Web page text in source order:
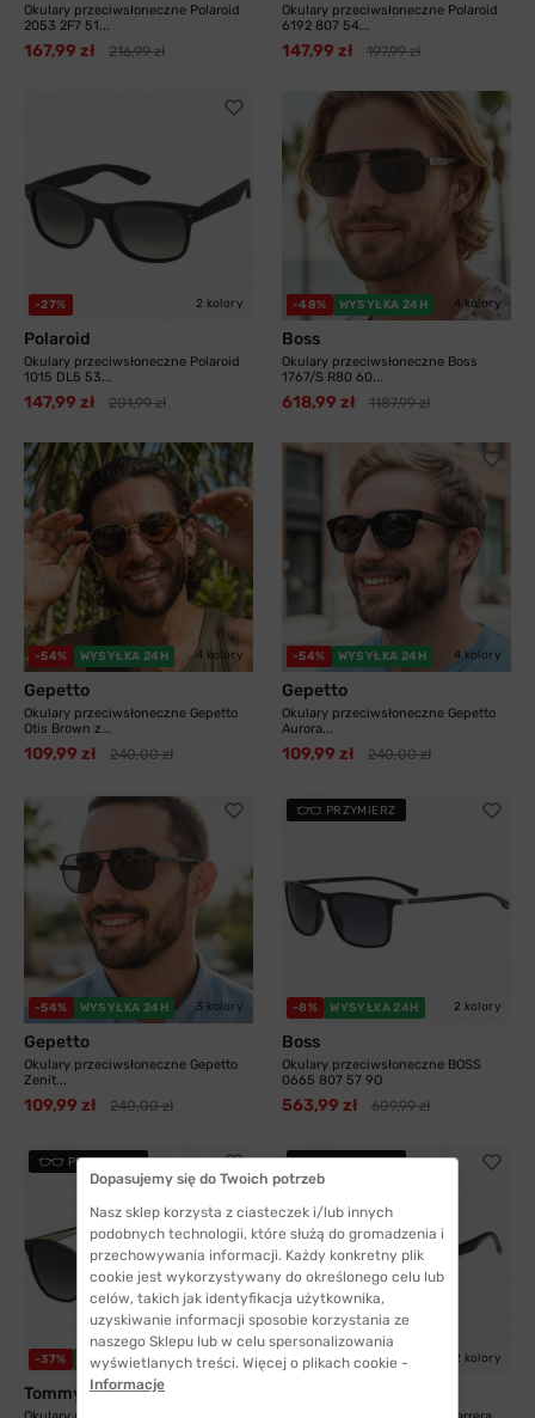
Okulary przeciwsłoneczne Polaroid
2053 2F7 51...
167,99 zł 216,99 zł
Okulary przeciwsłoneczne Polaroid
6192 807 54...
147,99 zł 197,99 zł
-27% 2 kolory
Polaroid
Okulary przeciwsłoneczne Polaroid
1015 DL5 53...
147,99 zł 201,99 zł
-48% WYSYŁKA 24H 4 kolory
Boss
Okulary przeciwsłoneczne Boss
1767/S R80 60...
618,99 zł 1187,99 zł
-54% WYSYŁKA 24H 4 kolory
Gepetto
Okulary przeciwsłoneczne Gepetto
Otis Brown z...
109,99 zł 240,00 zł
-54% WYSYŁKA 24H 4 kolory
Gepetto
Okulary przeciwsłoneczne Gepetto
Aurora...
109,99 zł 240,00 zł
-54% WYSYŁKA 24H 3 kolory
Gepetto
Okulary przeciwsłoneczne Gepetto
Zenit...
109,99 zł 240,00 zł
PRZYMIERZ
-8% WYSYŁKA 24H 2 kolory
Boss
Okulary przeciwsłoneczne BOSS
0665 807 57 9O
563,99 zł 609,99 zł
PRZYMIERZ
-37% WYSYŁKA 24H 2 kolory
Tommy Hilfiger
PRZYMIERZ
-21% WYSYŁKA 24H 2 kolory
Dopasujemy się do Twoich potrzeb
Nasz sklep korzysta z ciasteczek i/lub innych
podobnych technologii, które służą do gromadzenia i
przechowywania informacji. Każdy konkretny plik
cookie jest wykorzystywany do określonego celu lub
celów, takich jak identyfikacja użytkownika,
uzyskiwanie informacji sposobie korzystania ze
naszego Sklepu lub w celu spersonalizowania
wyświetlanych treści. Więcej o plikach cookie -
Informacje